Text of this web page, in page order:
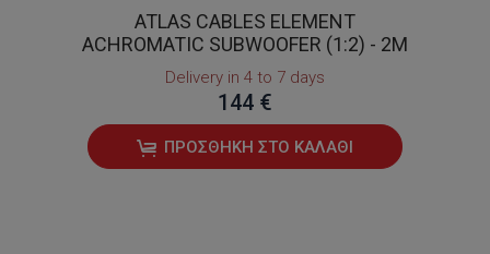
ATLAS CABLES ELEMENT
ACHROMATIC SUBWOOFER (1:2) - 2M
Delivery in 4 to 7 days
144 €
ΠΡΟΣΘΉΚΗ ΣΤΟ ΚΑΛΆΘΙ